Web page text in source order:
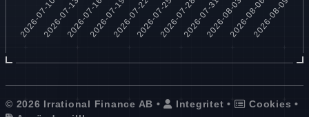
© 2026 Irrational Finance AB • Integritet • Cookies •